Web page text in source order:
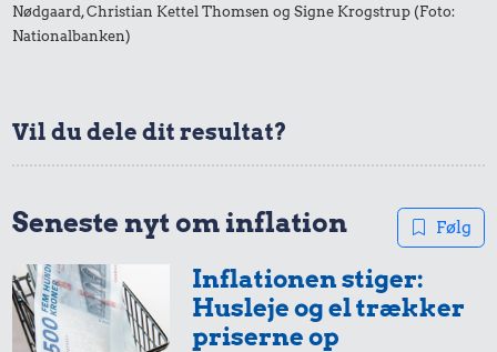
Bakke jordbær 0,31 kr.
Syltetøj 1,74 kr.
Snaps
Nødgaard, Christian Kettel Thomsen og Signe Krogstrup (Foto:
Nationalbanken)
Vil du dele dit resultat?
Seneste nyt om inflation Følg
Inflationen stiger:
Husleje og el trækker
priserne op